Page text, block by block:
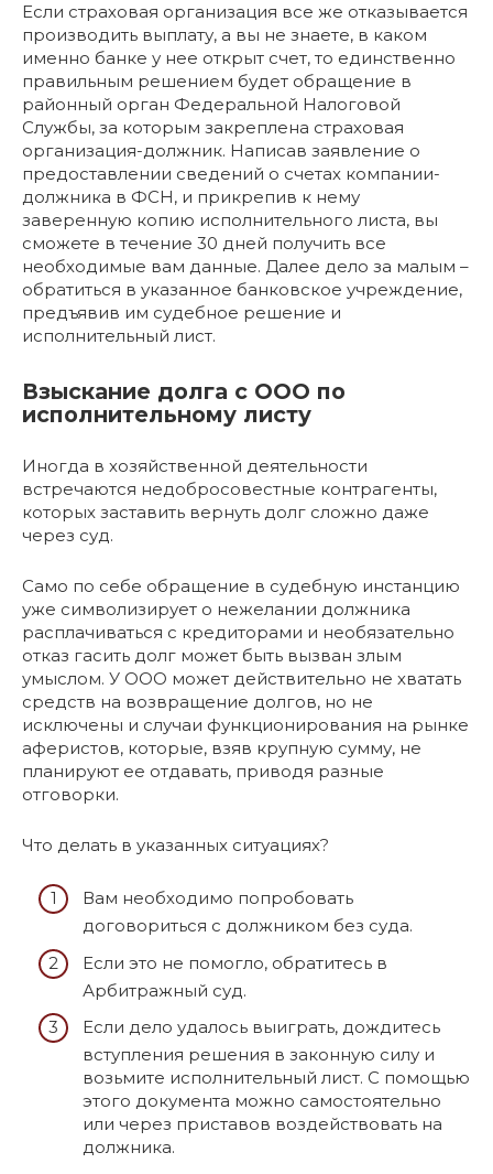
Если страховая организация все же отказывается
производить выплату, а вы не знаете, в каком
именно банке у нее открыт счет, то единственно
правильным решением будет обращение в
районный орган Федеральной Налоговой
Службы, за которым закреплена страховая
организация-должник. Написав заявление о
предоставлении сведений о счетах компании-
должника в ФСН, и прикрепив к нему
заверенную копию исполнительного листа, вы
сможете в течение 30 дней получить все
необходимые вам данные. Далее дело за малым –
обратиться в указанное банковское учреждение,
предъявив им судебное решение и
исполнительный лист.
Взыскание долга с ООО по
исполнительному листу
Иногда в хозяйственной деятельности
встречаются недобросовестные контрагенты,
которых заставить вернуть долг сложно даже
через суд.
Само по себе обращение в судебную инстанцию
уже символизирует о нежелании должника
расплачиваться с кредиторами и необязательно
отказ гасить долг может быть вызван злым
умыслом. У ООО может действительно не хватать
средств на возвращение долгов, но не
исключены и случаи функционирования на рынке
аферистов, которые, взяв крупную сумму, не
планируют ее отдавать, приводя разные
отговорки.
Что делать в указанных ситуациях?
Вам необходимо попробовать
договориться с должником без суда.
Если это не помогло, обратитесь в
Арбитражный суд.
Если дело удалось выиграть, дождитесь
вступления решения в законную силу и
возьмите исполнительный лист. С помощью
этого документа можно самостоятельно
или через приставов воздействовать на
должника.